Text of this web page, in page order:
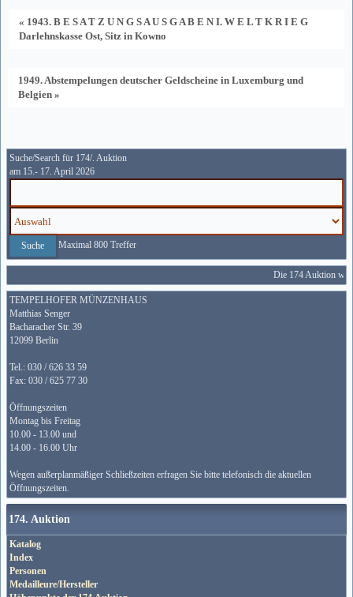
« 1943. B E S A T Z U N G S A U S G A B E N I. W E L T K R I E G
Darlehnskasse Ost, Sitz in Kowno
1949. Abstempelungen deutscher Geldscheine in Luxemburg und
Belgien »
Suche/Search für 174/. Auktion
am 15.- 17. April 2026
Maximal 800 Treffer
Die 174 Auktion
TEMPELHOFER MÜNZENHAUS
Matthias Senger
Bacharacher Str. 39
12099 Berlin
Tel.: 030 / 626 33 59
Fax: 030 / 625 77 30
Öffnungszeiten
Montag bis Freitag
10.00 - 13.00 und
14.00 - 16.00 Uhr
Wegen außerplanmäßiger Schließzeiten erfragen Sie bitte telefonisch die aktuellen
Öffnungszeiten.
174. Auktion
Katalog
Index
Personen
Medailleure/Hersteller